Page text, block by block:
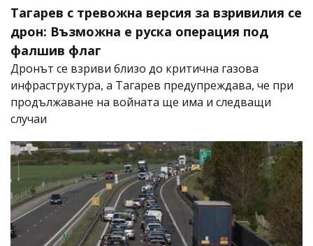
Тагарев с тревожна версия за взривилия се
дрон: Възможна е руска операция под
фалшив флаг
Дронът се взриви близо до критична газова
инфраструктура, а Тагарев предупреждава, че при
продължаване на войната ще има и следващи
случаи